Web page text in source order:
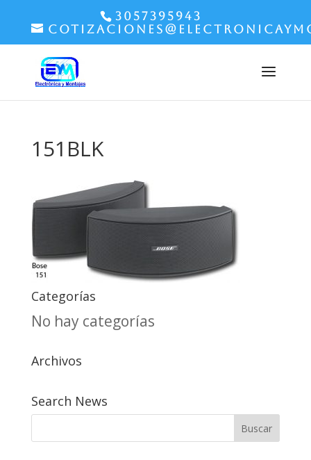
3057395943
151BLK
Categorías
No hay categorías
Archivos
Search News